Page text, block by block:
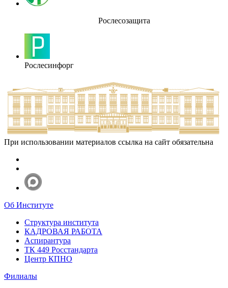
Рослесозащита
Рослесинфорг
При использовании материалов ссылка на сайт обязательна
Об Институте
Структура института
КАДРОВАЯ РАБОТА
Аспирантура
ТК 449 Росстандарта
Центр КПНО
Филиалы